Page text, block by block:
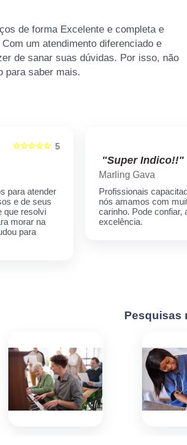
de forma Excelente e completa e
um atendimento diferenciado e
de sanar suas dúvidas. Por isso, não
para saber mais.
5
☆☆☆☆☆
para atender
e de seus
que resolvi
morar na
para
"Super Indico!!"
Marling Gava
Profissionais
nós amamos com
carinho. Pode confiar,
excelência.
Pesquisas